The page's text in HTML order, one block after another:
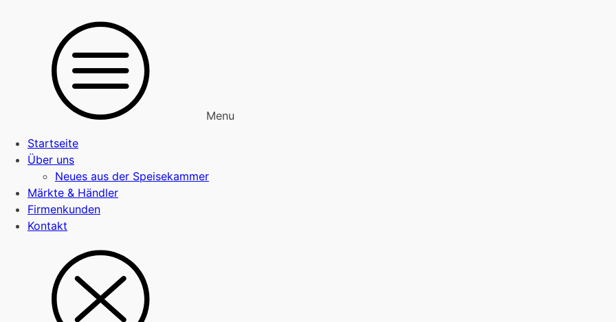
Menu
Startseite
Über uns
Neues aus der Speisekammer
Märkte & Händler
Firmenkunden
Kontakt